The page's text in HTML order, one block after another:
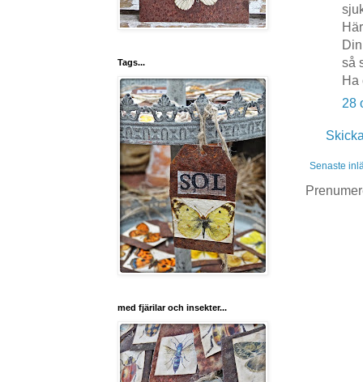
så
Ha
28
Senaste
Tags...
med fjärilar och insekter...